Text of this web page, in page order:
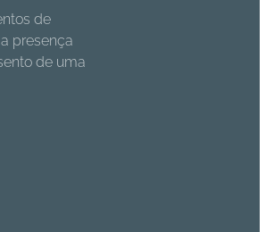
de
presença
de uma